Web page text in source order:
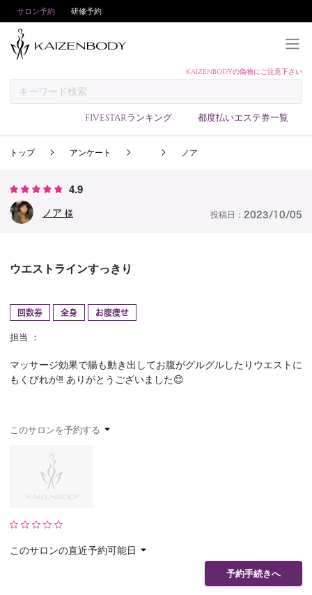
サロン予約 研修予約
KAIZENBODYの偽物にご注意下さい
FIVESTARランキング 都度払いエステ券一覧
予約方法
サロンランキング
お問い合わせ
トップ アンケート ノア
4.9
ノア 様 投稿日： 2023/10/05
ウエストラインすっきり
回数券 全身 お腹痩せ
担当 ：
マッサージ効果で腸も動き出してお腹がグルグルしたりウエストに
もくびれが‼️ ありがとうございました😊
このサロンを予約する
このサロンの直近予約可能日
予約手続きへ